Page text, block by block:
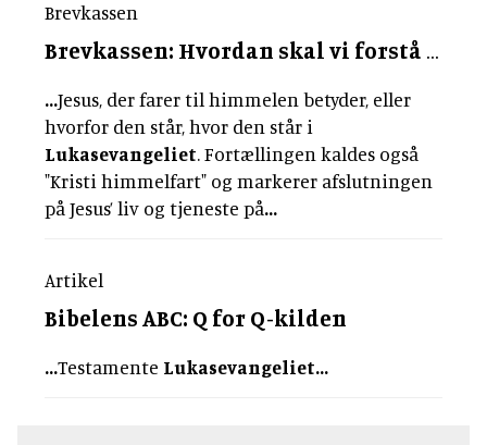
Brevkassen
Brevkassen: Hvordan skal vi forstå Kristi himmelfart?
...Jesus, der farer til himmelen betyder, eller
hvorfor den står, hvor den står i
Lukasevangeliet. Fortællingen kaldes også
"Kristi himmelfart" og markerer afslutningen
på Jesus’ liv og tjeneste på...
Artikel
Bibelens ABC: Q for Q-kilden
...Testamente Lukasevangeliet...